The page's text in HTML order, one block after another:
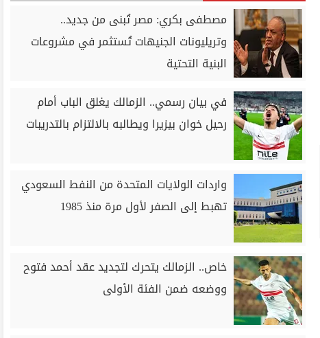
مصطفى بكري: مصر تُبنى من جديد..
وتريليونات الجنيهات تُستثمر في مشروعات
البنية التحتية
في بيان رسمي.. الزمالك يغلق الباب أمام
رحيل خوان بيزيرا ويطالبه بالالتزام بالتدريبات
واردات الولايات المتحدة من النفط السعودي
تهبط إلى الصفر لأول مرة منذ 1985
خاص.. الزمالك يتحرك لتجديد عقد أحمد فتوح
ووضعه ضمن الفئة الأولى